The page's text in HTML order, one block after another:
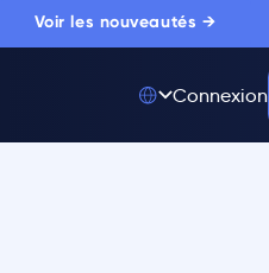
Voir les nouveautés →
Connexion